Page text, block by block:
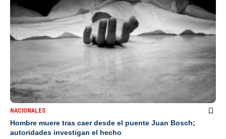
NACIONALES
Hombre muere tras caer desde el puente Juan Bosch;
autoridades investigan el hecho